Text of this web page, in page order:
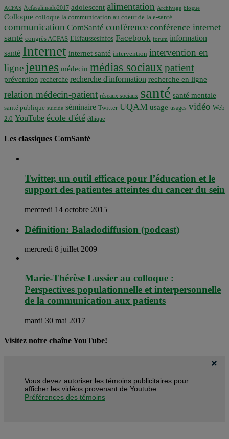
ACFAS Acfasalimado2017 adolescent alimentation Archivage blogue
Colloque colloque la communication au coeur de la e-santé
communication ComSanté conférence conférence internet
santé congrès ACFAS EEfaussesinfos Facebook forum information
santé Internet internet santé intervention intervention en
ligne jeunes médecin médias sociaux patient
prévention recherche recherche d'information recherche en ligne
relation médecin-patient réseaux sociaux santé santé mentale
santé publique suicide séminaire Twitter UQAM usage usages vidéo Web
2.0 YouTube école d'été éthique
Les classiques ComSanté
Twitter, un outil efficace pour l’éducation et le
support des patientes atteintes du cancer du sein
mercredi 14 octobre 2015
Définition: Baladodiffusion (podcast)
mercredi 8 juillet 2009
Marie-Thérèse Lussier au colloque :
Perspectives populationnelle et interpersonnelle
de la communication aux patients
mardi 30 mai 2017
Visitez notre chaîne YouTube!
Vous devez autoriser les témoins publicitaires pour
afficher les vidéos provenant de Youtube.
Préférences des témoins